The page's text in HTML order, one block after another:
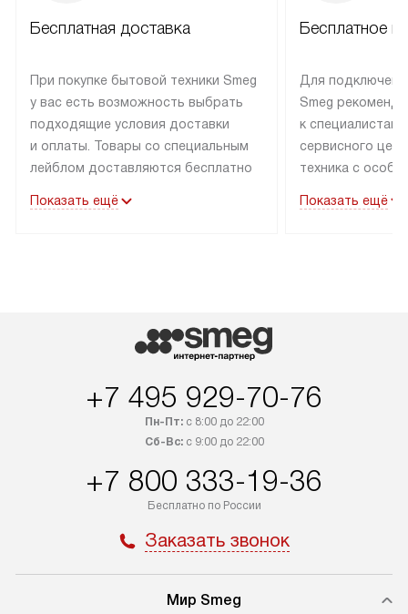
Бесплатная доставка
При покупке бытовой техники Smeg
у вас есть возможность выбрать
подходящие условия доставки
и оплаты. Товары со специальным
лейблом доставляются бесплатно
до подъезда. Доставка за пределы
в Санкт-Петербург и другие
регионы осуществляется через
транспортные компании. После
100% предоплаты мы бесплатно
доставляем заказ до офиса
транспортной компании в Москве.
Пожалуйста, уточняйте условия
доставки у менеджера при
В день, согласованный с вами,
служба доставки привезет
упакованный товар до подъезда.
Показать ещё
Бесплатное
Для
Smeg
к специалистам
сервисного
техника с
коммуникациям.
от типа
доступным на
«Подключение».
и
при
Показать ещё
+7 495 929-70-76
Пн-Пт:с 8:00 до 22:00
Сб-Вс:с 9:00 до 22:00
+7 800 333-19-36
Бесплатно по России
Заказать звонок
Мир Smeg